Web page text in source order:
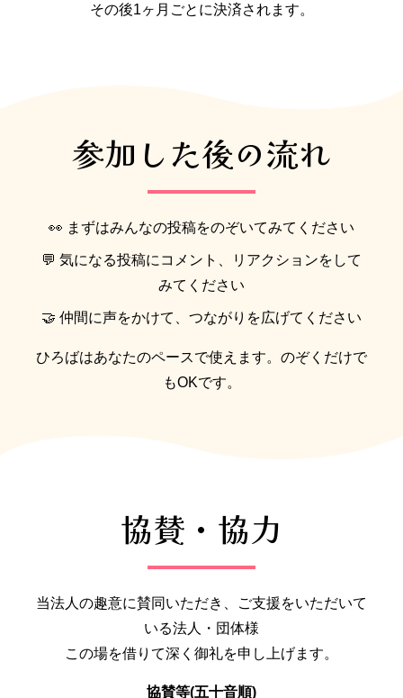
その後1ヶ月ごとに決済されます。
参加した後の流れ
👀 まずはみんなの投稿をのぞいてみてください
💬 気になる投稿にコメント、リアクションをして
みてください
🤝 仲間に声をかけて、つながりを広げてください
ひろばはあなたのペースで使えます。のぞくだけで
もOKです。
協賛・協力
当法人の趣意に賛同いただき、ご支援をいただいて
いる法人・団体様
この場を借りて深く御礼を申し上げます。
協賛等(五十音順)